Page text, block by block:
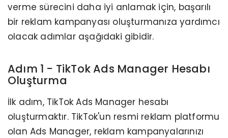
verme sürecini daha iyi anlamak için, başarılı
bir reklam kampanyası oluşturmanıza yardımcı
olacak adımlar aşağıdaki gibidir.
Adım 1 - TikTok Ads Manager Hesabı
Oluşturma
İlk adım, TikTok Ads Manager hesabı
oluşturmaktır. TikTok'un resmi reklam platformu
olan Ads Manager, reklam kampanyalarınızı